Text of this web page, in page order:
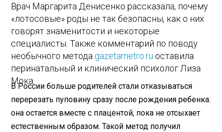
Врач Маргарита Денисенко рассказала, почему
«лотосовые» роды не так безопасны, как о них
говорят знаменитости и некоторые
специалисты. Также комментарий по поводу
необычного метода gazetametro.ru оставила
перинатальный и клинический психолог Лиза
Мока.
В России больше родителей стали отказываться
перерезать пуповину сразу после рождения ребенка:
она остается вместе с плацентой, пока не отсыхает
естественным образом. Такой метод получил